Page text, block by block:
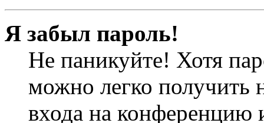
Я забыл пароль!
Не паникуйте! Хотя
можно легко получить
входа на